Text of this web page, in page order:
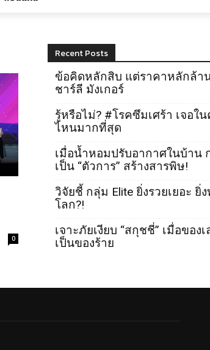
0
Recent Posts
ข้อคิดหลักสิบ แต่ราคาหลักล้า
ชาร์ลี มังเกอร์
รู้หรือไม่? #โรคซึมเศร้า เจอใ
ไหนมากที่สุด
เมื่อน้ำหอมปรับอากาศในบ้าน
เป็น “ตัวการ” สร้างสารพิษ!
วิจัยชี้ กลุ่ม Elite ยิ่งรวยเยอะ ยิ่
โลก?!
เจาะภัยเงียบ “สกุชชี่” เมื่อของ
เป็นของร้าย